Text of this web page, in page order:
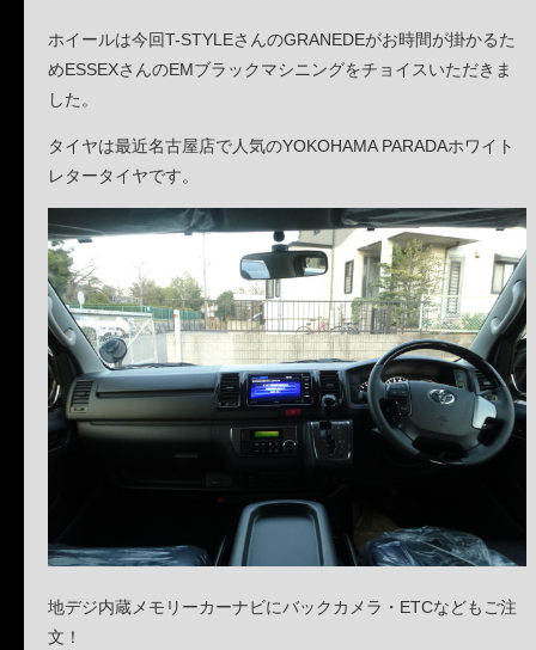
ホイールは今回T-STYLEさんのGRANEDEがお時間が掛かるた
めESSEXさんのEMブラックマシニングをチョイスいただきま
した。
タイヤは最近名古屋店で人気のYOKOHAMA PARADAホワイト
レタータイヤです。
地デジ内蔵メモリーカーナビにバックカメラ・ETCなどもご注
文！